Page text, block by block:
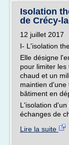
Isolation
de Crécy-
12 juillet 2017
I- L'isolation
Elle désigne
pour limiter
chaud et un
maintien
bâtiment en
L'isolation
échanges de
Lire la suite